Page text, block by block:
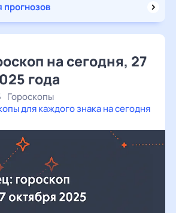
на сегодня, 27
года
Гороскопы
для каждого знака на сегодня